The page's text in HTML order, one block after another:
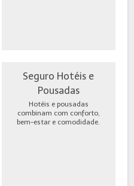
Seguro Hotéis e
Pousadas
Hotéis e pousadas
combinam com conforto,
bem-estar e comodidade.